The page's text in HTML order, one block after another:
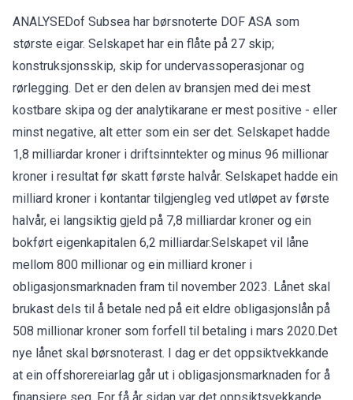
ANALYSEDof Subsea har børsnoterte DOF ASA som
største eigar. Selskapet har ein flåte på 27 skip;
konstruksjonsskip, skip for undervassoperasjonar og
rørlegging. Det er den delen av bransjen med dei mest
kostbare skipa og der analytikarane er mest positive - eller
minst negative, alt etter som ein ser det. Selskapet hadde
1,8 milliardar kroner i driftsinntekter og minus 96 millionar
kroner i resultat før skatt første halvår. Selskapet hadde ein
milliard kroner i kontantar tilgjengleg ved utløpet av første
halvår, ei langsiktig gjeld på 7,8 milliardar kroner og ein
bokført eigenkapitalen 6,2 milliardar.Selskapet vil låne
mellom 800 millionar og ein milliard kroner i
obligasjonsmarknaden fram til november 2023. Lånet skal
brukast dels til å betale ned på eit eldre obligasjonslån på
508 millionar kroner som forfell til betaling i mars 2020.Det
nye lånet skal børsnoterast. I dag er det oppsiktvekkande
at ein offshorereiarlag går ut i obligasjonsmarknaden for å